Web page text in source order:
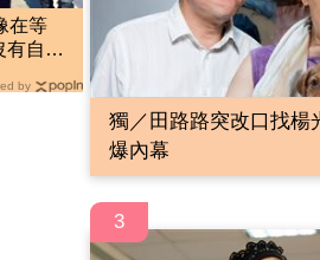
在等
自理
by
獨／田路路突改口找
爆內幕
3